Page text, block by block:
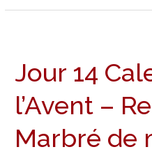
Jour 14
l’Avent –
Marbré de
Calendrier
de
l’Avent
Recette